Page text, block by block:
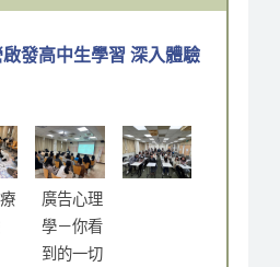
發高中生學習 深入體驗
廣告心理
學－你看
到的一切